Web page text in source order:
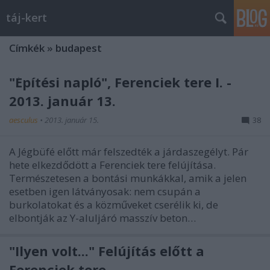
táj-kert
Címkék » budapest
"Építési napló", Ferenciek tere I. -
2013. január 13.
aesculus • 2013. január 15. 38
A Jégbüfé előtt már felszedték a járdaszegélyt. Pár
hete elkezdődött a Ferenciek tere felújítása.
Természetesen a bontási munkákkal, amik a jelen
esetben igen látványosak: nem csupán a
burkolatokat és a közműveket cserélik ki, de
elbontják az Y-aluljáró masszív beton…
"Ilyen volt..." Felújítás előtt a